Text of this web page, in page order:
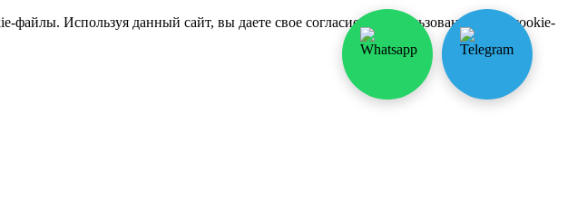
Используя данный сайт, вы даете свое согласие на использование нами cookie-